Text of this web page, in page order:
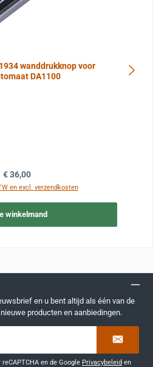
wanddrukknop voor
DA1100
Normale prijs:
€ 36,00
en excl. verzendkosten
winkelmand
en u bent altijd als één van de
producten en aanbiedingen.
en de Google Privacybeleid en